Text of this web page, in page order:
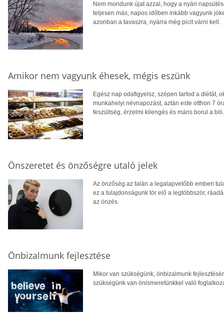
Nem mondunk újat azzal, hogy a nyári
teljesen más, napos időben inkább vagyunk
azonban a tavaszra, nyárra még picit várni kell.
Amikor nem vagyunk éhesek, mégis eszünk
Egész nap odafigyelsz, szépen tartod a diétát,
munkahelyi névnapozást, aztán este otthon 7
feszültség, érzelmi kilengés és máris borul a
Önszeretet és önzőségre utaló jelek
Az önzőség az talán a legalapvetőbb emberi
ez a tulajdonságunk tör elő a legtöbbször,
az önzés.
Önbizalmunk fejlesztése
Mikor van szükségünk, önbizalmunk
szükségünk van önismeretünkkel való